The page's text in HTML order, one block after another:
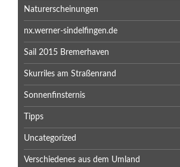
Naturerscheinungen
nx.werner-sindelfingen.de
Sail 2015 Bremerhaven
Skurriles am Straßenrand
Sonnenfinsternis
Tipps
Uncategorized
Verschiedenes aus dem Umland